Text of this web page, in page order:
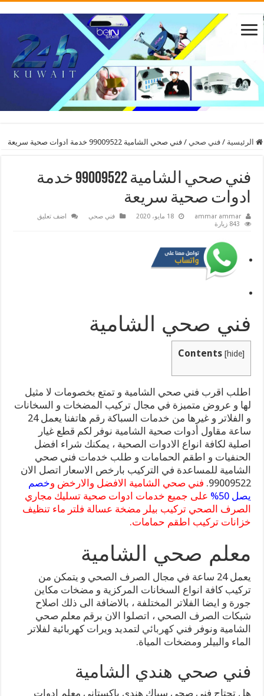
الرئيسية / فني صحي / فني صحي الشامية 99009522 خدمة ادوات صحية سريعة
فني صحي الشامية 99009522 خدمة
ادوات صحية سريعة
ammar ammar 18 مايو، 2020 فني صحي
اضف تعليق
843 زيارة
فني صحي الشامية
Contents [hide]
اطلب اقرب فني صحي الشامية و تمتع بخصومات لا مثيل
لها و عروض متميزة في مجال تركيب المضخات و السخانات
و الفلاتر و غيرها من خدمات السباكة رقم هاتفنا يعمل 24
ساعة مقاول أدوات صحية الشامية نوفر لكم قطع غيار
اصلية لكافة انواع الادوات الصحية ، يمكنك شراء افضل
الحنفيات و اطقم الحمامات و طلب خدمات فني صحي
الشامية للمساعدة في التركيب بارخص الاسعار اتصل الان
99009522. فني صحي الشامية الافضل والارخض وخصم
يصل 50%
على جميع خدمات ادوات صحية تسليك مجاري
الصرف الصحي تركيب بيلر مضخة عسالة فلتر ماء تنظيف
خزانات تركيب اطقم حمامات.
معلم صحي الشامية
يعمل 24 ساعة في مجال الصرف الصحي و يتمكن من
تركيب كافة انواع السخانات المركزية و مضخات مكاين
جورة و ايضا الفلاتر المختلفة ، بالاضافة الى ذلك اصلاح
شبكات الصرف الصحي ، اتصلوا الان برقم معلم صحي
الشامية ونوفر فنيكهربائي لتمديد ويرات كهربائية لفلاتر
الماء والبيلر ومضخات المياة.
فني صحي هندي الشامية
هل تحتاج فني صحي سباك هندي باكستاني معلم ادوات